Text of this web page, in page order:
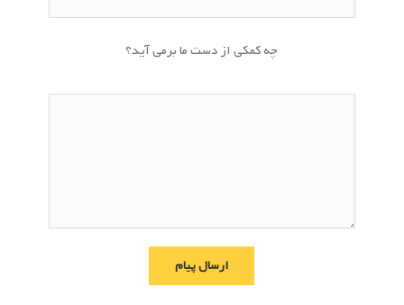
چه کمکی از دست ما برمی آید؟